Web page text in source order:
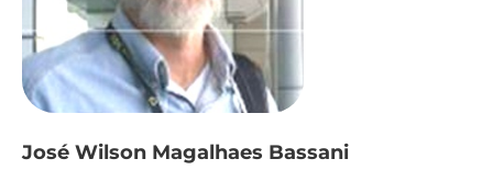
José Wilson Magalhaes Bassani